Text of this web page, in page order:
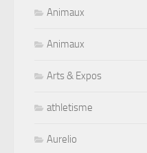
Animaux
Animaux
Arts & Expos
athletisme
Aurelio